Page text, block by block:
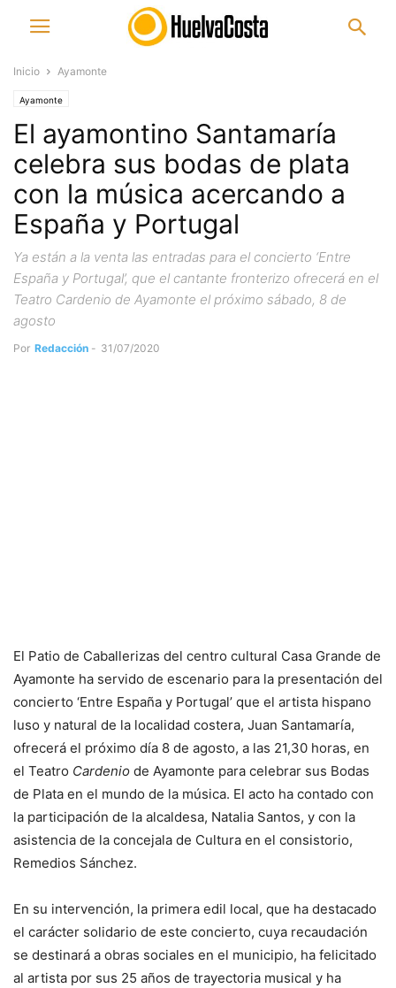
Inicio Ayamonte
Ayamonte
El ayamontino Santamaría
celebra sus bodas de plata
con la música acercando a
España y Portugal
Ya están a la venta las entradas para el concierto ‘Entre
España y Portugal’, que el cantante fronterizo ofrecerá en el
Teatro Cardenio de Ayamonte el próximo sábado, 8 de
agosto
Por Redacción - 31/07/2020
El Patio de Caballerizas del centro cultural Casa Grande de
Ayamonte ha servido de escenario para la presentación del
concierto ‘Entre España y Portugal’ que el artista hispano
luso y natural de la localidad costera, Juan Santamaría,
ofrecerá el próximo día 8 de agosto, a las 21,30 horas, en
el Teatro Cardenio de Ayamonte para celebrar sus Bodas
de Plata en el mundo de la música. El acto ha contado con
la participación de la alcaldesa, Natalia Santos, y con la
asistencia de la concejala de Cultura en el consistorio,
Remedios Sánchez.
En su intervención, la primera edil local, que ha destacado
el carácter solidario de este concierto, cuya recaudación
se destinará a obras sociales en el municipio, ha felicitado
al artista por sus 25 años de trayectoria musical y ha